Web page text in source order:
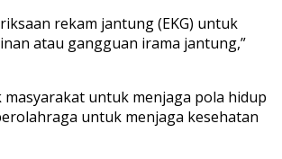
rekam jantung (EKG) untuk
atau gangguan irama jantung,”
masyarakat untuk menjaga pola hidup
untuk menjaga kesehatan